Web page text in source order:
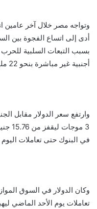
وتواجه مصر خلال آخر عامين
أدى إلى اتساع الفجوة بين
بسبب التبعات السلبية
أجنبية غير مباشرة بنحو 22 مليار دولار خلال النصف الأول من 2022.
في البنوك حتى تعاملات